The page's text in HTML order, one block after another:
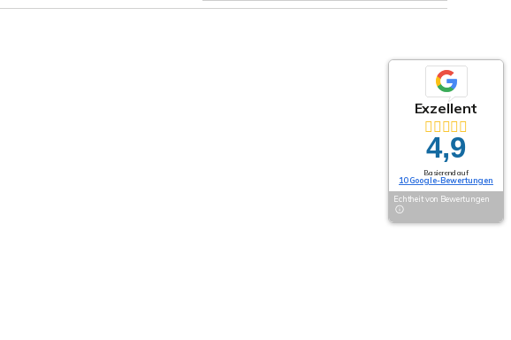
Exzellent
4,9
Basierend auf
10 Google-Bewertungen
Echtheit von Bewertungen